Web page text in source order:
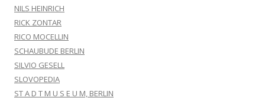
NILS HEINRICH
RICK ZONTAR
RICO MOCELLIN
SCHAUBUDE BERLIN
SILVIO GESELL
SLOVOPEDIA
ST A D T M U S E U M, BERLIN